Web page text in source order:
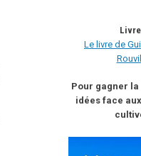
Le livre de
Pour gagner
idées face